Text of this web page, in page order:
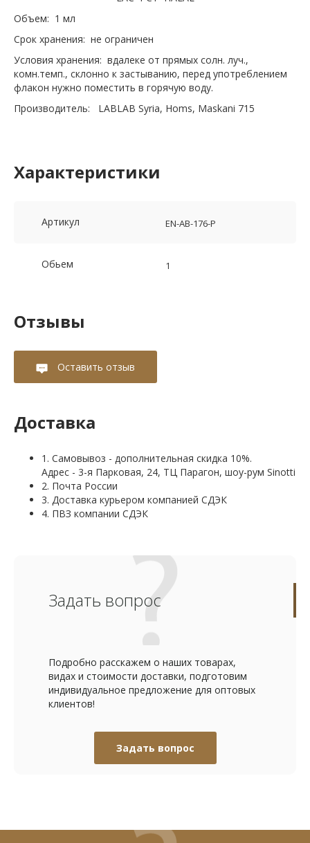
Объем: 1 мл
Срок хранения: не ограничен
Условия хранения: вдалеке от прямых солн. луч.,
комн.темп., склонно к застыванию, перед употреблением
флакон нужно поместить в горячую воду.
Производитель: LABLAB Syria, Homs, Maskani 715
Характеристики
Артикул EN-AB-176-P
Обьем 1
Отзывы
Оставить отзыв
Доставка
1. Самовывоз - дополнительная скидка 10%.
Адрес - 3-я Парковая, 24, ТЦ Парагон, шоу-рум Sinotti
2. Почта России
3. Доставка курьером компанией СДЭК
4. ПВЗ компании СДЭК
Задать вопрос
Подробно расскажем о наших товарах,
видах и стоимости доставки, подготовим
индивидуальное предложение для оптовых
клиентов!
Задать вопрос